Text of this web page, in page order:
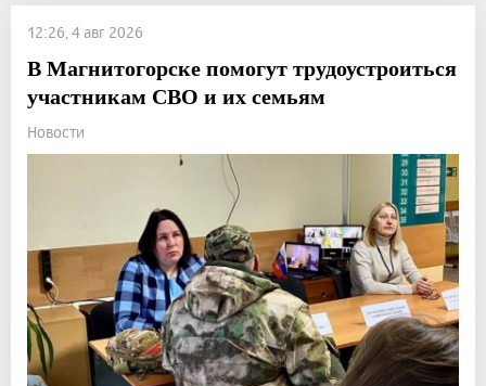
12:26, 4 авг 2026
В Магнитогорске помогут трудоустроиться
участникам СВО и их семьям
Новости